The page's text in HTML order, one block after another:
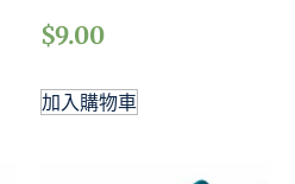
$9.00
加入購物車